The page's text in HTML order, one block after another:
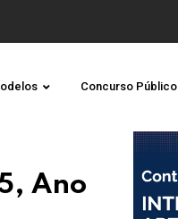
Concurso Público
Ano